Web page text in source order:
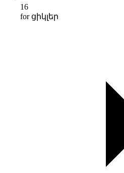
16
for ցիկլեր